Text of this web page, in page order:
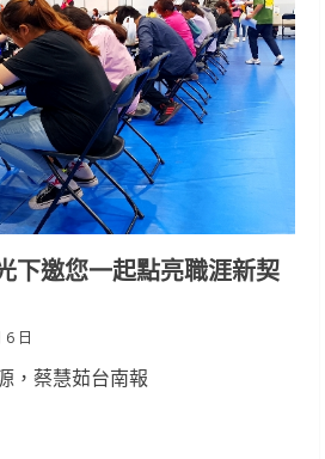
下邀您一起點亮職涯新契
6 日
，蔡慧茹台南報